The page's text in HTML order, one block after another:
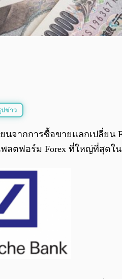
ปข่าว
ากการซื้อขายแลกเปลี่ยน
ตฟอร์ม Forex ที่ใหญ่ที่สุดใน